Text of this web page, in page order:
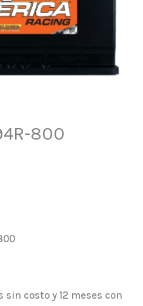
800
sin costo y 12 meses con